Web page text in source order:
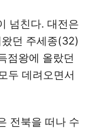
넘친다. 대전은
던 주세종(32)
점왕에 올랐던
두 데려오면서
전북을 떠나 수